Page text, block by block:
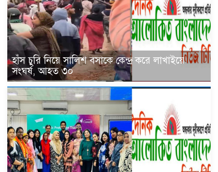
হাঁস চুরি নিয়ে সালিশ বসাকে কেন্দ্র করে লাখাইয়ে
সংঘর্ষ, আহত ৩০